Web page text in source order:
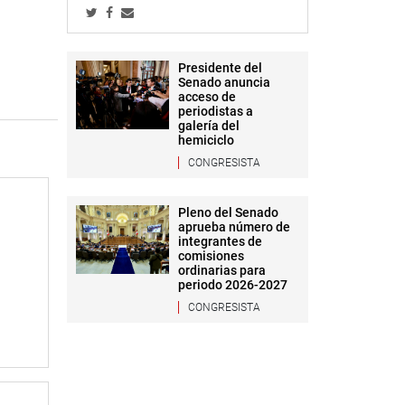
Presidente del
Senado anuncia
acceso de
periodistas a
galería del
hemiciclo
CONGRESISTA
Pleno del Senado
aprueba número de
integrantes de
comisiones
ordinarias para
periodo 2026-2027
CONGRESISTA